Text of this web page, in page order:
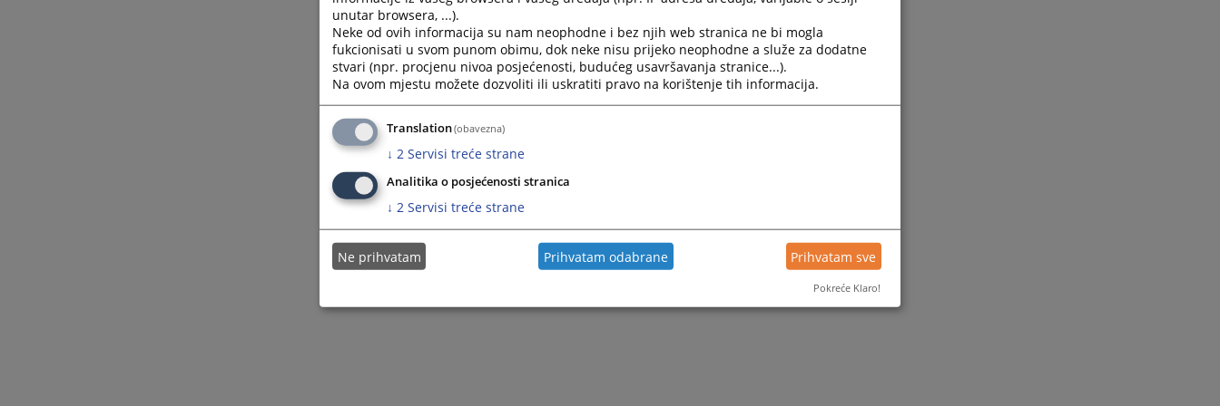
unutar browsera, ...).
Neke od ovih informacija su nam neophodne i bez njih web stranica ne bi mogla
fukcionisati u svom punom obimu, dok neke nisu prijeko neophodne a služe za dodatne
stvari (npr. procjenu nivoa posjećenosti, budućeg usavršavanja stranice...).
Na ovom mjestu možete dozvoliti ili uskratiti pravo na korištenje tih informacija.
Translation(obavezna)
↓ 2 Servisi treće strane
Analitika o posjećenosti stranica
↓ 2 Servisi treće strane
Ne prihvatam Prihvatam odabrane Prihvatam sve
Pokreće Klaro!